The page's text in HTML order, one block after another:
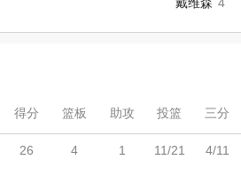
戴维森 4
得分
26
篮板
4
助攻
1
投篮
11/21
三分
4/11